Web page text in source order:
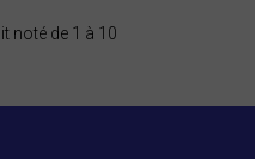
noté de 1 à 10